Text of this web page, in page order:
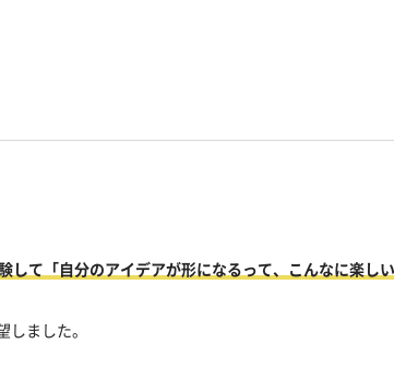
して「自分のアイデアが形になるって、こんなに楽しい
ました。